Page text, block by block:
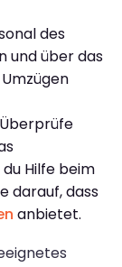
des
und über das
Überprüfe
Hilfe beim
darauf, dass
anbietet.